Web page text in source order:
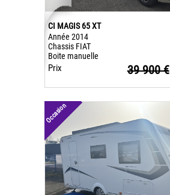
CI MAGIS 65 XT
Année 2014
Chassis FIAT
Boite manuelle
Prix 39 900 €
Occasion